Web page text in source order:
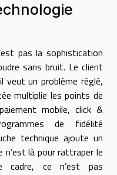
pas la sophistication
sans bruit. Le client
veut un problème réglé,
multiplie les points de
mobile, click &
de fidélité
technique ajoute un
n’est là pour rattraper le
cadre, ce n’est pas